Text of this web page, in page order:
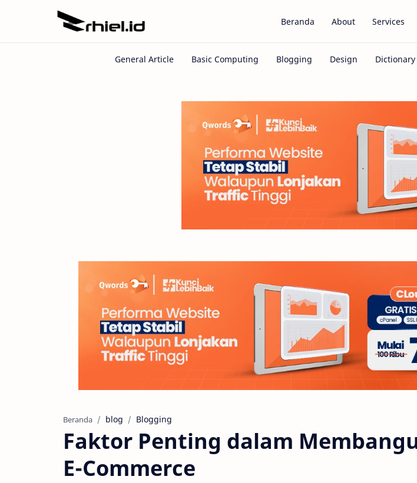
Beranda About Services
Beranda blog Blogging
Faktor Penting dalam
E-Commerce